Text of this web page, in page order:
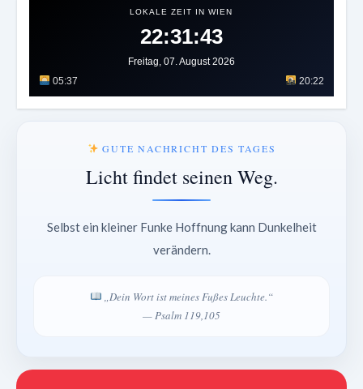
LOKALE ZEIT IN WIEN
22:31:47
Freitag, 07. August 2026
05:37
20:22
GUTE NACHRICHT DES TAGES
Licht findet seinen Weg.
Selbst ein kleiner Funke Hoffnung kann Dunkelheit
verändern.
„Dein Wort ist meines Fußes Leuchte.“
— Psalm 119,105